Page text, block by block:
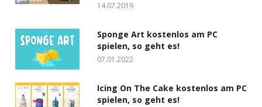
14.07.2019
Sponge Art kostenlos am PC
spielen, so geht es!
07.01.2022
Icing On The Cake kostenlos am PC
spielen, so geht es!